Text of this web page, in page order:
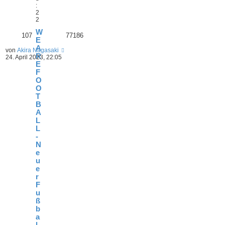
:
2
2
W
E
A
R
E
F
O
O
T
B
A
L
L
-
N
e
u
e
r
F
u
ß
b
a
107 77186
von Akira Nagasaki
24. April 2023, 22:05